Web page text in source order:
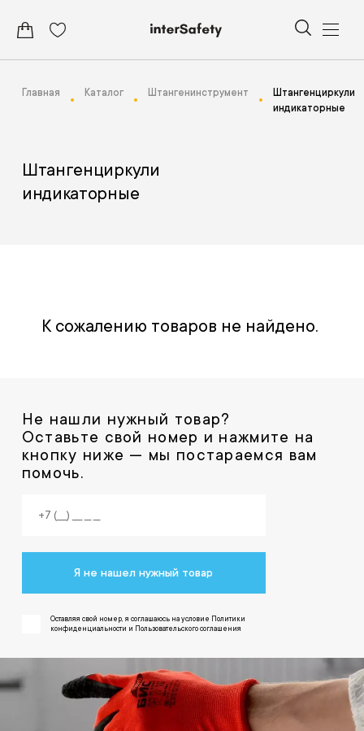
Главная Каталог Штангенинструмент
Штангенциркули
индикаторные
Штангенциркули
индикаторные
К сожалению товаров не найдено.
Не нашли нужный товар?
Оставьте свой номер и нажмите на
кнопку ниже — мы постараемся вам
помочь.
Я не нашел нужный товар
Оставляя свой номер, я соглашаюсь на условие Политики
конфиденциальности и Пользовательского соглашения